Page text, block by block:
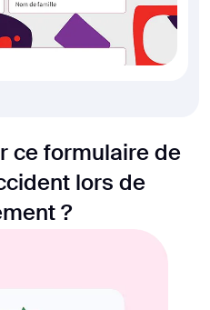
ce formulaire de
lors de
?